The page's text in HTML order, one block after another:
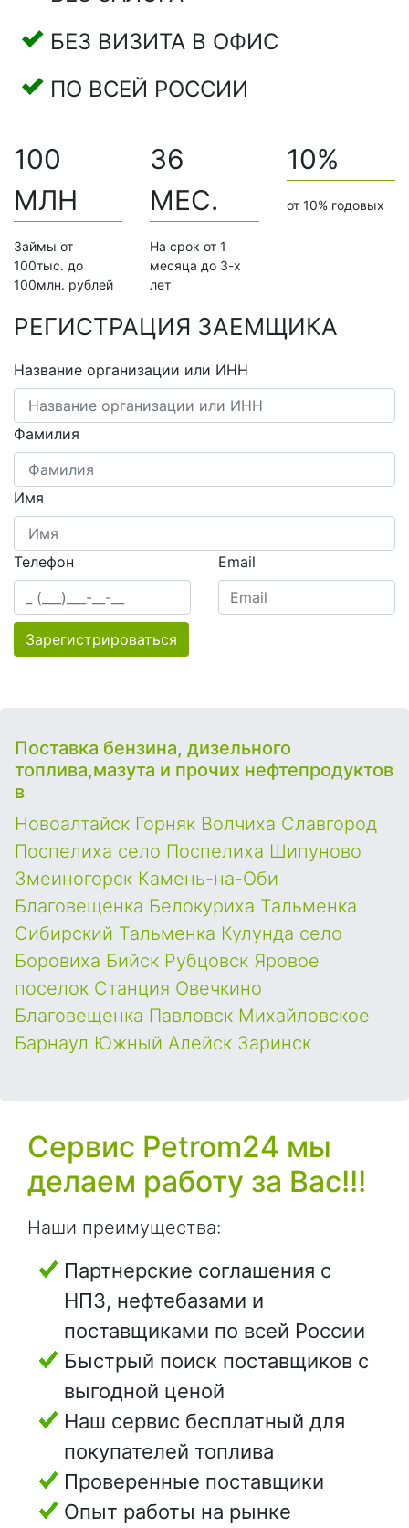
БЕЗ ВИЗИТА В ОФИС
ПО ВСЕЙ РОССИИ
100
МЛН
Займы от
100тыс. до
100млн. рублей
36
МЕС.
На срок от 1
месяца до 3-х
лет
10%
от 10% годовых
РЕГИСТРАЦИЯ ЗАЕМЩИКА
Название организации или ИНН
Фамилия
Имя
Телефон Email
Зарегистрироваться
Поставка бензина, дизельного
топлива,мазута и прочих нефтепродуктов
в
Новоалтайск Горняк Волчиха Славгород
Поспелиха село Поспелиха Шипуново
Змеиногорск Камень-на-Оби
Благовещенка Белокуриха Тальменка
Сибирский Тальменка Кулунда село
Боровиха Бийск Рубцовск Яровое
поселок Станция Овечкино
Благовещенка Павловск Михайловское
Барнаул Южный Алейск Заринск
Сервис Petrom24 мы
делаем работу за Вас!!!
Наши преимущества:
Партнерские соглашения с
НПЗ, нефтебазами и
поставщиками по всей России
Быстрый поиск поставщиков с
выгодной ценой
Наш сервис бесплатный для
покупателей топлива
Проверенные поставщики
Опыт работы на рынке